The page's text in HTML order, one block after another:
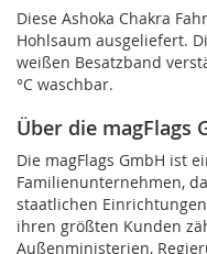
Diese Ashoka Chakra
Hohlsaum ausgeliefert.
weißen Besatzband
°C waschbar.
Über die magFlags
Die magFlags GmbH ist
Familienunternehmen,
staatlichen
ihren größten Kunden
Außenministerien,